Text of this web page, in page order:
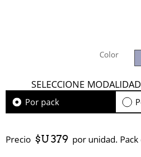
Color
SELECCIONE
Por pack
Precio $U 379 por unidad.